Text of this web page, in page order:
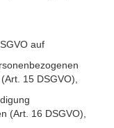
auf
15 DSGVO),
(Art. 16 DSGVO),